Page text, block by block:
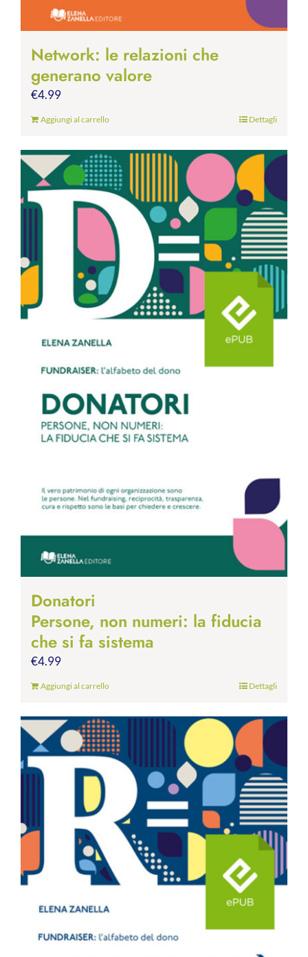
Network: le relazioni che
generano valore
€4.99
Aggiungi al carrello Dettagli
Donatori
Persone, non numeri: la fiducia
che si fa sistema
€4.99
Aggiungi al carrello Dettagli